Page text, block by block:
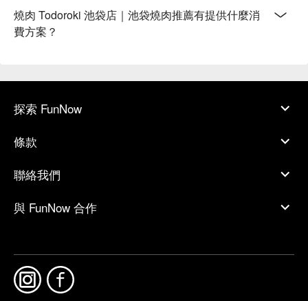
燒肉 Todoroki 池袋店｜池袋燒肉推薦有提供什麼消
費方案？
探索 FunNow
條款
聯絡我們
與 FunNow 合作